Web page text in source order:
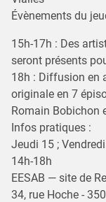
Évènements du
15h-17h : Des
seront présents
18h : Diffusion en
originale en 7
Romain Bobichon
Infos pratiques :
Jeudi 15 ;
14h-18h
EESAB — site de
34, rue Hoche -